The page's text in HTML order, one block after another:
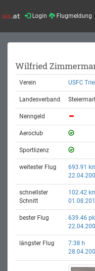
Login Flugmeldung
Wilfried
Verein USFC
Landesverband
Nenngeld
Aeroclub
Sportlizenz
weitester Flug
693.91
schnellster
Schnitt
102.42
bester Flug
639.46
längster Flug
7:38 h